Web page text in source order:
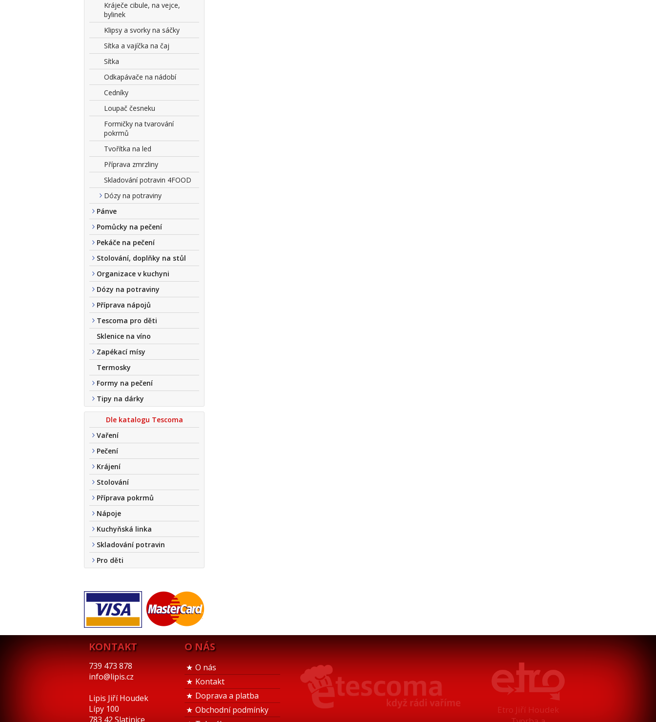
Kráječe cibule, na vejce,
bylinek
Klipsy a svorky na sáčky
Sítka a vajíčka na čaj
Sítka
Odkapávače na nádobí
Cedníky
Loupač česneku
Formičky na tvarování
pokrmů
Tvořítka na led
Příprava zmrzliny
Skladování potravin 4FOOD
Dózy na potraviny
Pánve
Pomůcky na pečení
Pekáče na pečení
Stolování, doplňky na stůl
Organizace v kuchyni
Dózy na potraviny
Příprava nápojů
Tescoma pro děti
Sklenice na víno
Zapékací mísy
Termosky
Formy na pečení
Tipy na dárky
Dle katalogu Tescoma
Vaření
Pečení
Krájení
Stolování
Příprava pokrmů
Nápoje
Kuchyňská linka
Skladování potravin
Pro děti
KONTAKT
739 473 878
info@lipis.cz
Lipis Jiří Houdek
Lípy 100
783 42 Slatinice
O NÁS
O nás
Kontakt
Doprava a platba
Obchodní podmínky
Etro Jiří Houdek